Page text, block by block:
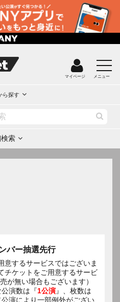
マイページ メニュー
ら探す
索
バー抽選先行
意するサービスではございま
チケットをご用意するサービ
が無い場合もございます）
公演数は『1公演』、枚数は
演により一部例外がござい